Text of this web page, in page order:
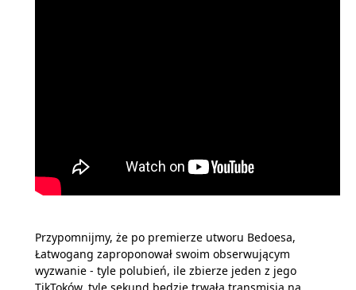
Przypomnijmy, że po premierze utworu Bedoesa,
Łatwogang zaproponował swoim obserwującym
wyzwanie - tyle polubień, ile zbierze jeden z jego